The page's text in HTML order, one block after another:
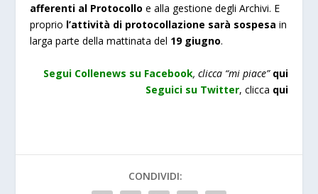
afferenti al Protocollo e alla gestione degli Archivi. E
proprio l’attività di protocollazione sarà sospesa in
larga parte della mattinata del 19 giugno.
Segui Collenews su Facebook, clicca “mi piace” qui
Seguici su Twitter, clicca qui
CONDIVIDI: